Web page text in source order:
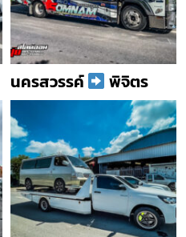
นครสวรรค์ พิจิตร